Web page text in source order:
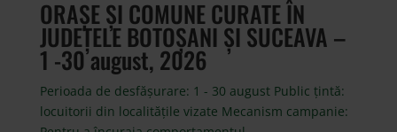
ORAȘE ȘI COMUNE CURATE ÎN
JUDEȚELE BOTOȘANI ȘI SUCEAVA –
1 -30 august, 2026
Perioada de desfășurare: 1 - 30 august Public țintă:
locuitorii din localitățile vizate Mecanism campanie: